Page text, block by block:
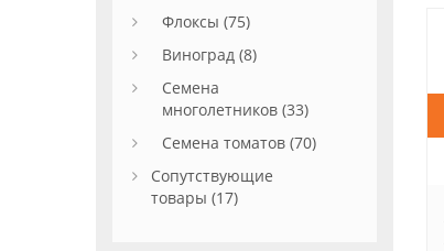
Флоксы (75)
Виноград (8)
Семена
многолетников (33)
Семена томатов (70)
Сопутствующие
товары (17)